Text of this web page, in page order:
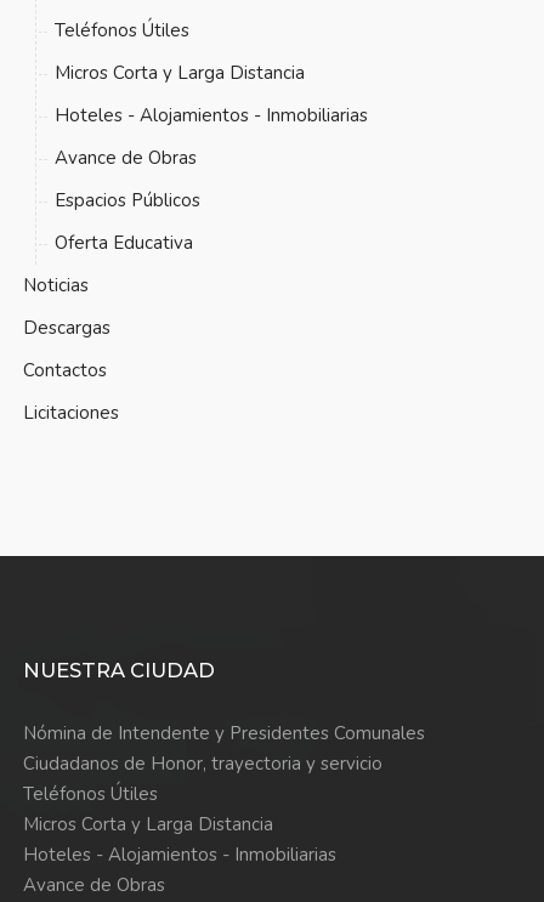
Teléfonos Útiles
Micros Corta y Larga Distancia
Hoteles - Alojamientos - Inmobiliarias
Avance de Obras
Espacios Públicos
Oferta Educativa
Noticias
Descargas
Contactos
Licitaciones
NUESTRA CIUDAD
Nómina de Intendente y Presidentes Comunales
Ciudadanos de Honor, trayectoria y servicio
Teléfonos Útiles
Micros Corta y Larga Distancia
Hoteles - Alojamientos - Inmobiliarias
Avance de Obras